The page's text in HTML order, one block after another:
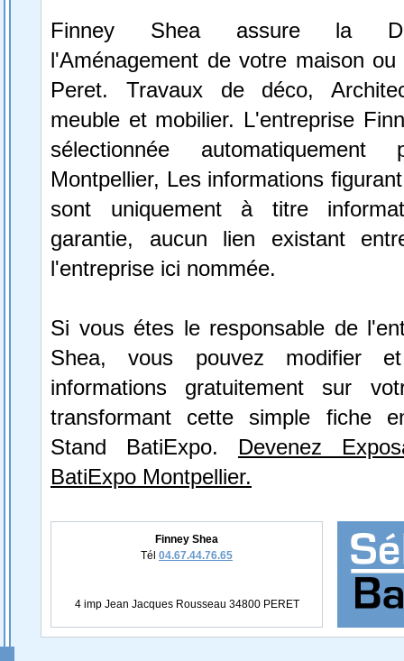
Finney Shea assure la
l'Aménagement de votre maison
Peret. Travaux de déco,
meuble et mobilier. L'entreprise
sélectionnée automatiquement
Montpellier, Les informations
sont uniquement à titre
garantie, aucun lien existant
l'entreprise ici nommée.
Si vous étes le responsable de
Shea, vous pouvez modifier
informations gratuitement sur
transformant cette simple fiche
Stand BatiExpo. Devenez
BatiExpo Montpellier.
Finney Shea
Tél 04.67.44.76.65
4 imp Jean Jacques Rousseau 34800 PERET